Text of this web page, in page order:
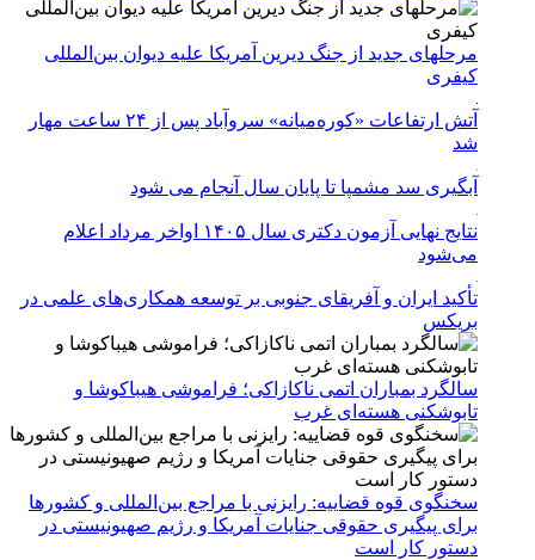
مرحله‎ای جدید از جنگ دیرین آمریکا علیه دیوان بین‌المللی
کیفری
آتش ارتفاعات «کوره‌میانه» سروآباد پس از ۲۴ ساعت مهار
شد
آبگیری سد مشمپا تا پایان سال آنجام می شود
نتایج نهایی آزمون دکتری سال ۱۴۰۵ اواخر مرداد اعلام
می‌شود
تأکید ایران و آفریقای جنوبی بر توسعه همکاری‌های علمی در
بریکس
سالگرد بمباران اتمی ناکازاکی؛ فراموشی هیباکوشا و
تابوشکنی هسته‌ای غرب
سخنگوی قوه قضاییه: رایزنی‌ با مراجع بین‌المللی و کشور‌ها
برای پیگیری حقوقی جنایات آمریکا و رژیم صهیونیستی در
دستور کار است